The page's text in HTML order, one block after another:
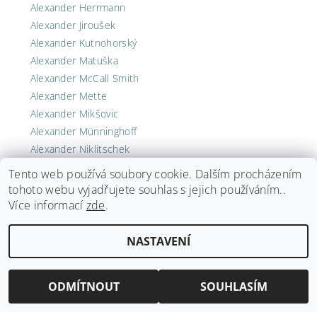
Alexander Herrmann
Alexander Jiroušek
Alexander Kutnohorský
Alexander Matuška
Alexander McCall Smith
Alexander Mette
Alexander Mikšovic
Alexander Münninghoff
Alexander Niklitschek
Alexander Popovskij
Alexander Privalenkov
Alexander Söderberg
Alexander Solzhenitsyn
Alexander Svijaš
Alexander Trocchi
Alexander von Schonburg
Alexander Walker
Tento web používá soubory cookie. Dalším procházením
tohoto webu vyjadřujete souhlas s jejich používáním..
Více informací zde.
NASTAVENÍ
ODMÍTNOUT SOUHLASÍM